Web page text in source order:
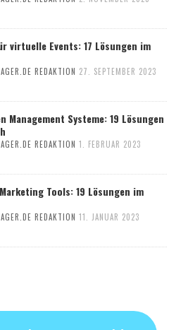
virtuelle Events: 17 Lösungen im
REDAKTION 27. SEPTEMBER 2023
Management Systeme: 19 Lösungen
REDAKTION 1. FEBRUAR 2023
Tools: 19 Lösungen im
REDAKTION 11. JANUAR 2023